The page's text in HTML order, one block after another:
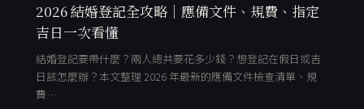
2026 結婚登記全攻略｜應備文件、規費、指定
吉日一次看懂
結婚登記要帶什麼？兩人總共要花多少錢？想登記在假日或吉
日該怎麼辦？本文整理 2026 年最新的應備文件檢查清單、規
費…